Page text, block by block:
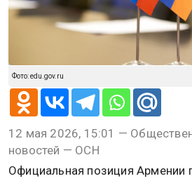
Фото: edu.gov.ru
12 мая 2026, 15:01 —
новостей — ОСН
Официальная позиция Армении